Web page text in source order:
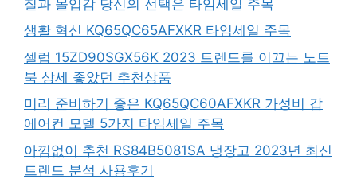
질과 몰입감 당신의 선택은 타임세일 주목
생활 혁신 KQ65QC65AFXKR 타임세일 주목
셀럽 15ZD90SGX56K 2023 트렌드를 이끄는 노트
북 상세 좋았던 추천상품
미리 준비하기 좋은 KQ65QC60AFXKR 가성비 갑
에어컨 모델 5가지 타임세일 주목
아낌없이 추천 RS84B5081SA 냉장고 2023년 최신
트렌드 분석 사용후기